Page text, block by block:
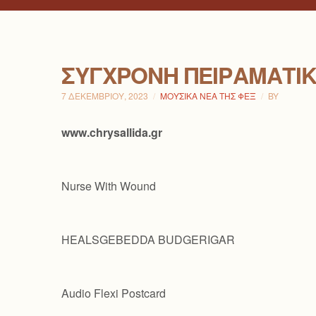
ΣΎΓΧΡΟΝΗ
7 ΔΕΚΕΜΒΡΊΟΥ, 2023 ΜΟΥΣΙΚΆ ΝΈΑ ΤΗΣ ΦΕΞ BY
www.chrysallida.gr
Nurse With Wound
HEALSGEBEDDA BUDGERIGAR
Audio Flexi Postcard